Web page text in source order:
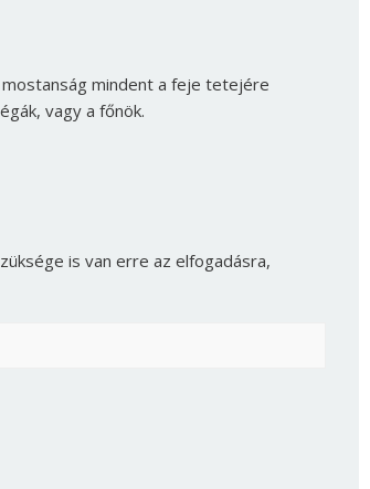
mindent a feje tetejére
vagy a főnök.
is van erre az elfogadásra,